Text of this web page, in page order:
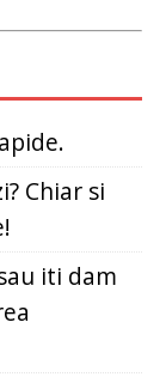
Chiar si
iti dam